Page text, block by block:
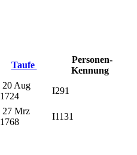
Taufe
Personen-
Kennung
20 Aug
1724
I291
27 Mrz
1768
I1131